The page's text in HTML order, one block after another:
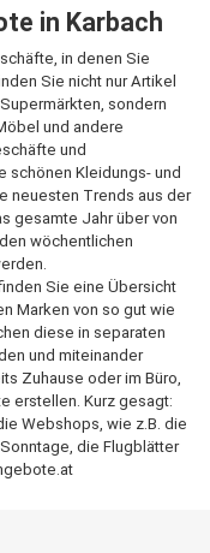
in Karbach
in denen Sie
Sie nicht nur Artikel
sondern
und andere
und
schönen Kleidungs- und
neuesten Trends aus der
gesamte Jahr über von
wöchentlichen
Sie eine Übersicht
Marken von so gut wie
diese in separaten
und miteinander
Zuhause oder im Büro,
erstellen. Kurz gesagt:
Webshops, wie z.B. die
die Flugblätter